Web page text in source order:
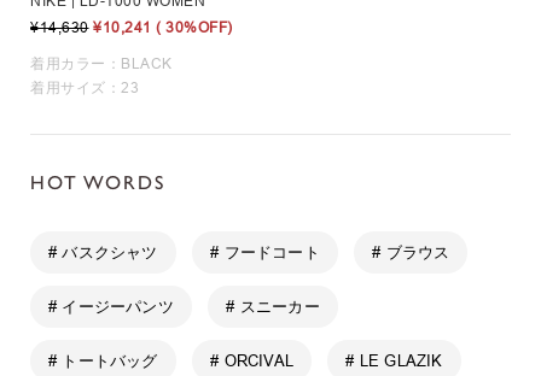
¥14,630 ¥10,241 ( 30%OFF)
着用カラー：BLACK
着用サイズ：23
HOT WORDS
# バスクシャツ # フードコート # ブラウス
# イージーパンツ # スニーカー
# トートバッグ # ORCIVAL # LE GLAZIK